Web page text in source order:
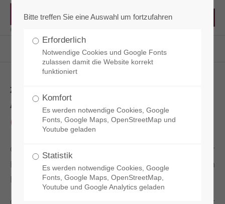
RCT - Reisacher Chemie & Technik
Oberflächenveredelung CEMGEL K
ZUR ERZIELUNG FEINSTER
AUSWASCHUNGEN
CEMGEL K
CEMGEL K ist ein dickflüssiges Auswaschgel zur
Erzielung feinster Auswaschungen von
Betonoberflächen im Positivverfahren.
Bitte treffen Sie eine Auswahl um fortzufahren
Erforderlich
Notwendige Cookies und Google Fonts
zulassen damit die Website korrekt
funktioniert
Komfort
Es werden notwendige Cookies, Google
Fonts, Google Maps, OpenStreetMap und
Youtube geladen
Statistik
Es werden notwendige Cookies, Google
Fonts, Google Maps, OpenStreetMap,
Youtube und Google Analytics geladen